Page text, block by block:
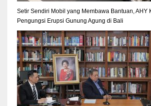
Setir Sendiri Mobil yang Membawa Bantuan, AHY
Pengungsi Erupsi Gunung Agung di Bali